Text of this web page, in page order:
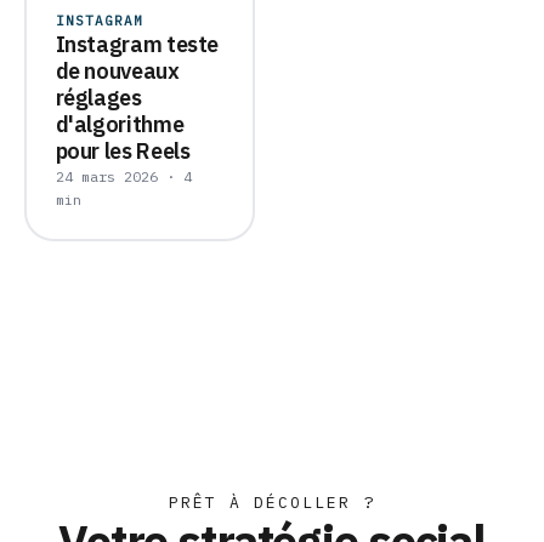
INSTAGRAM
Instagram teste
de nouveaux
réglages
d'algorithme
pour les Reels
24 mars 2026 · 4
min
PRÊT À DÉCOLLER ?